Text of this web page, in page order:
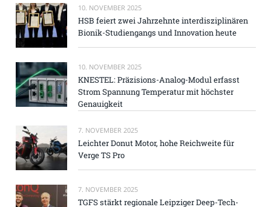
10. NOVEMBER 2025
HSB feiert zwei Jahrzehnte interdisziplinären
Bionik-Studiengangs und Innovation heute
10. NOVEMBER 2025
KNESTEL: Präzisions-Analog-Modul erfasst
Strom Spannung Temperatur mit höchster
Genauigkeit
7. NOVEMBER 2025
Leichter Donut Motor, hohe Reichweite für
Verge TS Pro
7. NOVEMBER 2025
TGFS stärkt regionale Leipziger Deep-Tech-